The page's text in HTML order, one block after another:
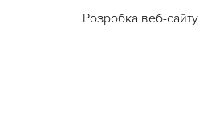
Розробка веб-сайту